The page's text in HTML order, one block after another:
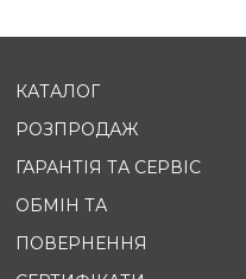
КАТАЛОГ
РОЗПРОДАЖ
ГАРАНТІЯ ТА СЕРВІС
ОБМІН ТА
ПОВЕРНЕННЯ